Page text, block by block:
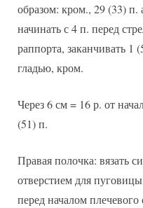
образом: кром., 29 (33)
начинать с 4 п. перед
раппорта, заканчивать 1
гладью, кром.
Через 6 см = 16 р. от
(51) п.
Правая полочка: вязать
отверстием для
перед началом плечевого